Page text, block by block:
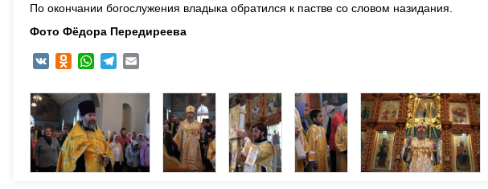
По окончании богослужения владыка обратился к пастве со словом назидания.
Фото Фёдора Передиреева
VK Odnoklassniki
WhatsAppTelegram